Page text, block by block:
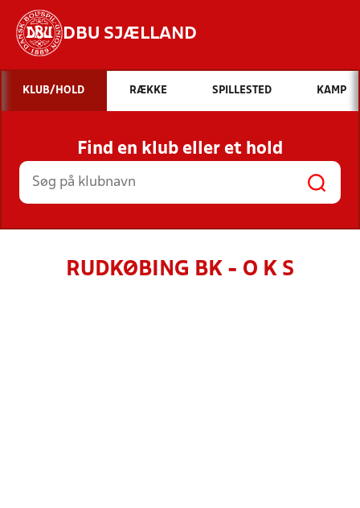
DBU SJÆLLAND
Hvad vil du søge efter?
INDHOLD OG NYHEDER
STILLINGER, RESULTATER, KLUBBER OG
HOLD
KLUB/HOLD RÆKKE SPILLESTED KAMP
Find en klub eller et hold
RUDKØBING BK - O K S